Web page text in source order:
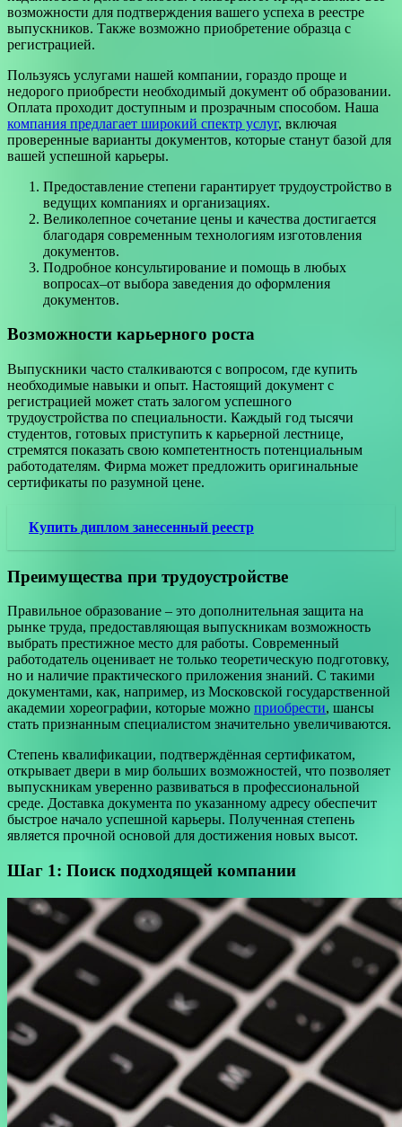
возможности для подтверждения вашего успеха в реестре
выпускников. Также возможно приобретение образца с
регистрацией.
Пользуясь услугами нашей компании, гораздо проще и
недорого приобрести необходимый документ об образовании.
Оплата проходит доступным и прозрачным способом. Наша
компания предлагает широкий спектр услуг, включая
проверенные варианты документов, которые станут базой для
вашей успешной карьеры.
Предоставление степени гарантирует трудоустройство в
ведущих компаниях и организациях.
Великолепное сочетание цены и качества достигается
благодаря современным технологиям изготовления
документов.
Подробное консультирование и помощь в любых
вопросах–от выбора заведения до оформления
документов.
Возможности карьерного роста
Выпускники часто сталкиваются с вопросом, где купить
необходимые навыки и опыт. Настоящий документ с
регистрацией может стать залогом успешного
трудоустройства по специальности. Каждый год тысячи
студентов, готовых приступить к карьерной лестнице,
стремятся показать свою компетентность потенциальным
работодателям. Фирма может предложить оригинальные
сертификаты по разумной цене.
Купить диплом занесенный реестр
Преимущества при трудоустройстве
Правильное образование – это дополнительная защита на
рынке труда, предоставляющая выпускникам возможность
выбрать престижное место для работы. Современный
работодатель оценивает не только теоретическую подготовку,
но и наличие практического приложения знаний. С такими
документами, как, например, из Московской государственной
академии хореографии, которые можно приобрести, шансы
стать признанным специалистом значительно увеличиваются.
Степень квалификации, подтверждённая сертификатом,
открывает двери в мир больших возможностей, что позволяет
выпускникам уверенно развиваться в профессиональной
среде. Доставка документа по указанному адресу обеспечит
быстрое начало успешной карьеры. Полученная степень
является прочной основой для достижения новых высот.
Шаг 1: Поиск подходящей компании